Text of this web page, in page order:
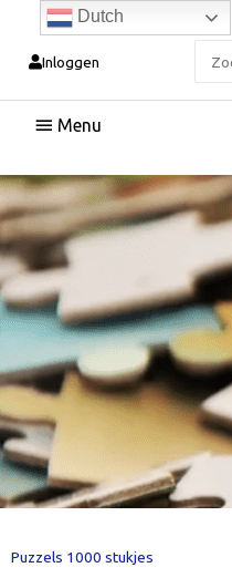
Inloggen
naar:
Hoofdmenu
Puzzels 1000 stukjes
Dutch